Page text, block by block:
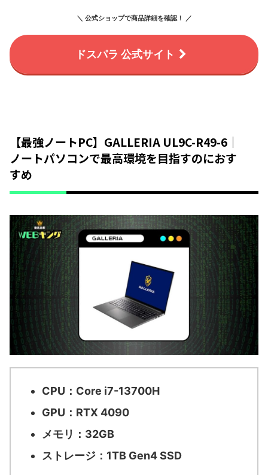
＼ 公式ショップで商品詳細を確認！ ／
ドスパラ 公式サイト
【最強ノートPC】GALLERIA UL9C-R49-6｜
ノートパソコンで最高環境を目指すのにおす
すめ
CPU：Core i7-13700H
GPU：RTX 4090
メモリ：32GB
ストレージ：1TB Gen4 SSD